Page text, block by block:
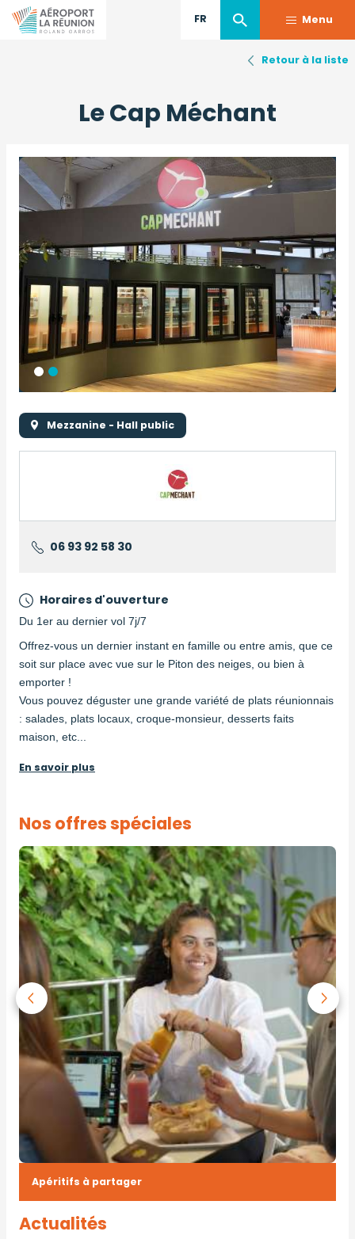
FR Menu
Le Cap Méchant
Mezzanine - Hall public
Logo
06 93 92 58 30
Horaires d'ouverture
Du 1er au dernier vol 7j/7
Description
Offrez-vous un dernier instant en famille ou entre amis, que ce
soit sur place avec vue sur le Piton des neiges, ou bien à
emporter !
Vous pouvez déguster une grande variété de plats réunionnais
: salades, plats locaux, croque-monsieur, desserts faits
maison, etc...
En savoir plus
Image
Nos offres spéciales
Apéritifs à partager
Actualités
Retour à la liste